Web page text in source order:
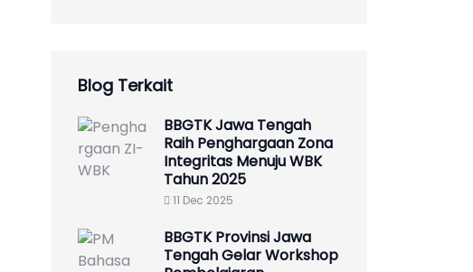
Blog Terkait
BBGTK Jawa Tengah
Raih Penghargaan Zona
Integritas Menuju WBK
Tahun 2025
11 Dec 2025
BBGTK Provinsi Jawa
Tengah Gelar Workshop